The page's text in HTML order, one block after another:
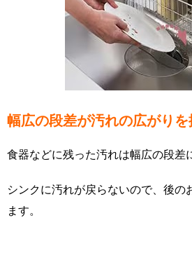
幅広の段差が汚れの広がり
食器などに残った汚れは幅広の段差
シンクに汚れが戻らないので、後の
ます。